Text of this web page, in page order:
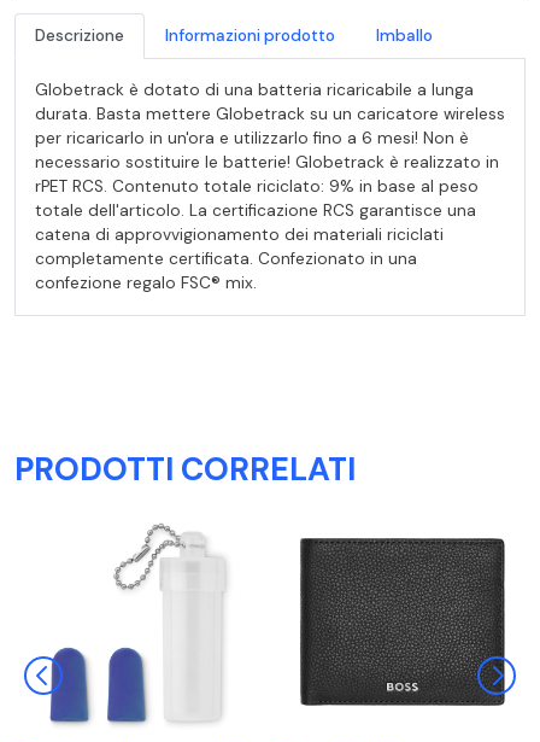
Descrizione Informazioni prodotto Imballo
Globetrack è dotato di una batteria ricaricabile a lunga
durata. Basta mettere Globetrack su un caricatore wireless
per ricaricarlo in un'ora e utilizzarlo fino a 6 mesi! Non è
necessario sostituire le batterie! Globetrack è realizzato in
rPET RCS. Contenuto totale riciclato: 9% in base al peso
totale dell'articolo. La certificazione RCS garantisce una
catena di approvvigionamento dei materiali riciclati
completamente certificata. Confezionato in una
confezione regalo FSC® mix.
PRODOTTI CORRELATI